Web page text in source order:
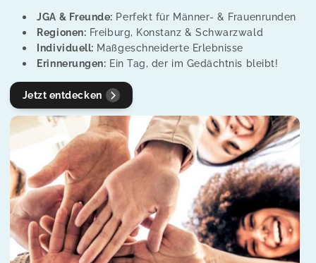
n
:
JGA & Freunde: Perfekt für Männer- & Frauenrunden
Regionen:Freiburg, Konstanz & Schwarzwald
Individuell: Maßgeschneiderte Erlebnisse
Erinnerungen:Ein Tag, der im Gedächtnis bleibt!
Jetzt entdecken